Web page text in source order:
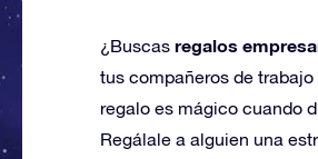
¿Buscas regalos
tus compañeros de
regalo es mágico cuando
Regálale a alguien una